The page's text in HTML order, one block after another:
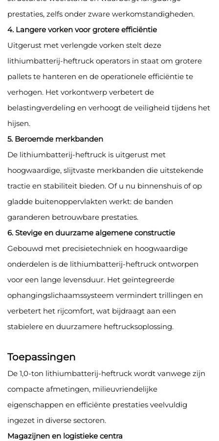
prestaties, zelfs onder zware werkomstandigheden.
4. Langere vorken voor grotere efficiëntie
Uitgerust met verlengde vorken stelt deze
lithiumbatterij-heftruck operators in staat om grotere
pallets te hanteren en de operationele efficiëntie te
verhogen. Het vorkontwerp verbetert de
belastingverdeling en verhoogt de veiligheid tijdens het
hijsen.
5. Beroemde merkbanden
De lithiumbatterij-heftruck is uitgerust met
hoogwaardige, slijtvaste merkbanden die uitstekende
tractie en stabiliteit bieden. Of u nu binnenshuis of op
gladde buitenoppervlakten werkt: de banden
garanderen betrouwbare prestaties.
6. Stevige en duurzame algemene constructie
Gebouwd met precisietechniek en hoogwaardige
onderdelen is de lithiumbatterij-heftruck ontworpen
voor een lange levensduur. Het geïntegreerde
ophangingslichaamssysteem vermindert trillingen en
verbetert het rijcomfort, wat bijdraagt aan een
stabielere en duurzamere heftrucksoplossing.
Toepassingen
De 1,0-ton lithiumbatterij-heftruck wordt vanwege zijn
compacte afmetingen, milieuvriendelijke
eigenschappen en efficiënte prestaties veelvuldig
ingezet in diverse sectoren.
Magazijnen en logistieke centra